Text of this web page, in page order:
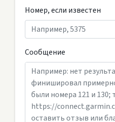
Номер, если известен
Сообщение